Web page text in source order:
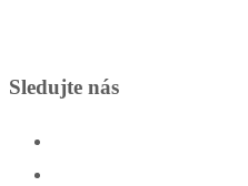
Sledujte nás